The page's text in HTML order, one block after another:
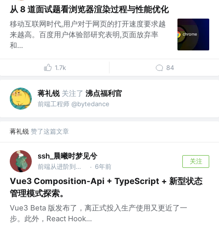
从 8 道面试题看浏览器渲染过程与性能优化
移动互联网时代,用户对于网页的打开速度要求越
来越高。百度用户体验部研究表明,页面放弃率
和...
1.7k 84
蒋礼锐 关注了 沸点福利官
前端工程师 @bytedance
蒋礼锐 赞了这篇文章
ssh_晨曦时梦见兮
前端从进阶到入院 @字节跳动 · 6年前
关注
Vue3 Composition-Api + TypeScript + 新型状态
管理模式探索。
Vue3 Beta 版发布了，离正式投入生产使用又更近了一
步。此外，React Hook...